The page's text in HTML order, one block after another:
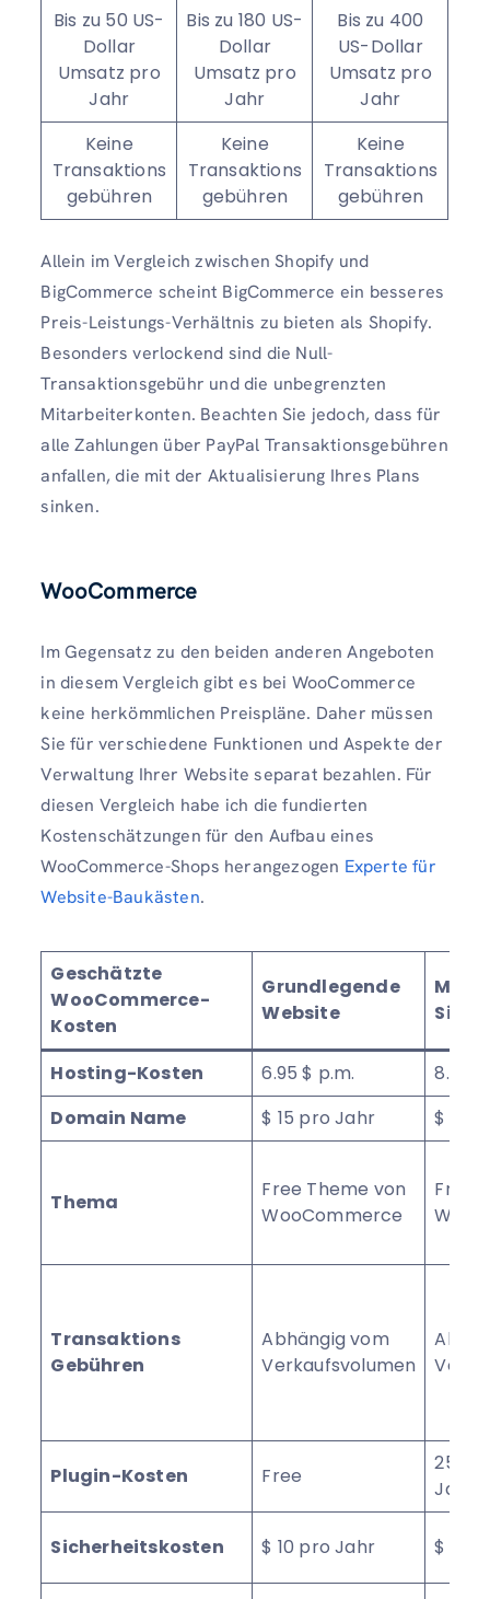
Bis zu 50 US-
Dollar
Umsatz pro
Jahr
Bis zu 180 US-
Dollar
Umsatz pro
Jahr
Bis zu 400
US-Dollar
Umsatz pro
Jahr
Keine
Transaktions
gebühren
Keine
Transaktions
gebühren
Keine
Transaktions
gebühren
Allein im Vergleich zwischen Shopify und
BigCommerce scheint BigCommerce ein besseres
Preis-Leistungs-Verhältnis zu bieten als Shopify.
Besonders verlockend sind die Null-
Transaktionsgebühr und die unbegrenzten
Mitarbeiterkonten. Beachten Sie jedoch, dass für
alle Zahlungen über PayPal Transaktionsgebühren
anfallen, die mit der Aktualisierung Ihres Plans
sinken.
WooCommerce
Im Gegensatz zu den beiden anderen Angeboten
in diesem Vergleich gibt es bei WooCommerce
keine herkömmlichen Preispläne. Daher müssen
Sie für verschiedene Funktionen und Aspekte der
Verwaltung Ihrer Website separat bezahlen. Für
diesen Vergleich habe ich die fundierten
Kostenschätzungen für den Aufbau eines
WooCommerce-Shops herangezogen Experte für
Website-Baukästen.
Geschätzte
WooCommerce-
Kosten
Grundlegende
Website
Site
Hosting-Kosten 6.95 $ p.m.
8.95
Domain Name
$ 15 pro Jahr $ 15
Thema
Free Theme von
WooCommerce
Free
Transaktions
Gebühren
Abhängig vom
Verkaufsvolumen
Plugin-Kosten Free
Jahr
Sicherheitskosten $ 10 pro Jahr $ 150